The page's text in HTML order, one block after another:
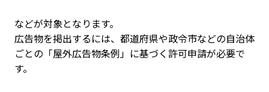
などが対象となります。
広告物を掲出するには、都道府県や政令市などの自治体
ごとの「屋外広告物条例」に基づく許可申請が必要で
す。